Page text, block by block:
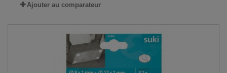
Ajouter au comparateur